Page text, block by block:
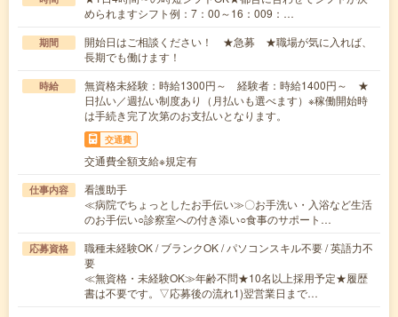
められますシフト例：7：00～16：009：…
期間
開始日はご相談ください！ ★急募 ★職場が気に入れば、
長期でも働けます！
時給
無資格未経験：時給1300円～ 経験者：時給1400円～ ★
日払い／週払い制度あり（月払いも選べます）※稼働開始時
は手続き完了次第のお支払いとなります。
交通費
交通費全額支給※規定有
仕事内容
看護助手
≪病院でちょっとしたお手伝い≫〇お手洗い・入浴など生活
のお手伝い○診察室への付き添い○食事のサポート…
応募資格
職種未経験OK / ブランクOK / パソコンスキル不要 / 英語力不
要
≪無資格・未経験OK≫年齢不問★10名以上採用予定★履歴
書は不要です。▽応募後の流れ1)翌営業日まで…